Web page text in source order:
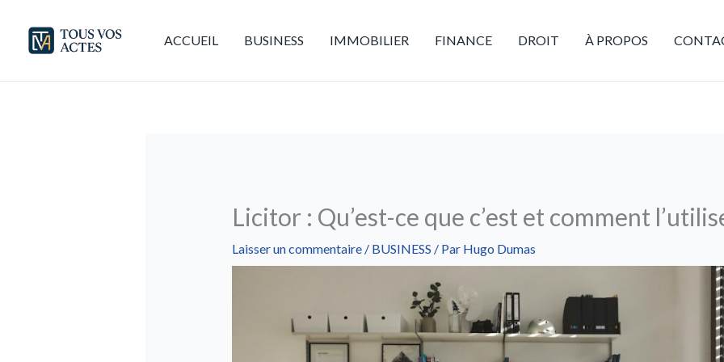
contenu
ACCUEIL BUSINESS IMMOBILIER FINANCE DROIT À PROPOS
Licitor : Qu’est-ce que c’est et comment
Laisser un commentaire / BUSINESS / Par Hugo Dumas